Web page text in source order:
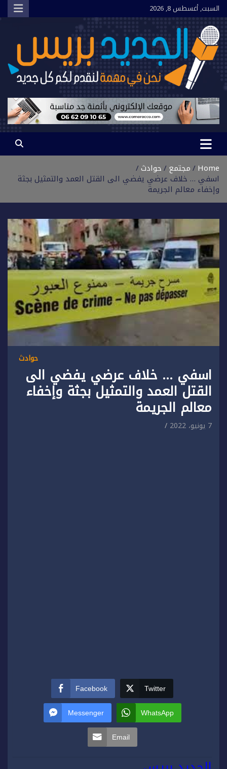
Skip
to
content
السبت, أغسطس 8, 2026
الجديد بريس
نحن في مهمة لنقدم لكم كل جديد
Home مجتمع حوادث
اسفي … خلاف عرضي يفضي الى القتل العمد والتمثيل بجثة
وإخفاء معالم الجريمة
حوادث
اسفي … خلاف عرضي يفضي الى
القتل العمد والتمثيل بجثة وإخفاء
معالم الجريمة
7 يونيو، 2022
Facebook Twitter
Messenger WhatsApp
Email